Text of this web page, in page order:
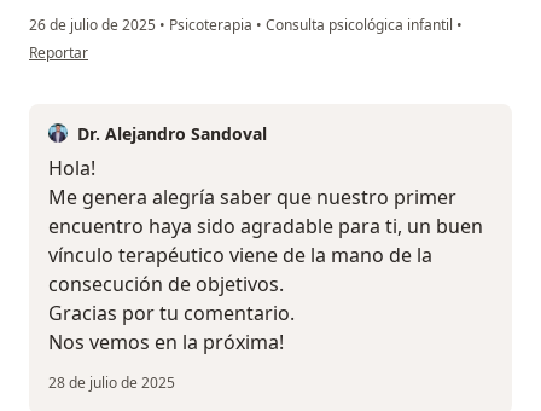
26 de julio de 2025 • Psicoterapia • Consulta psicológica infantil •
en opinión del usuario Carolina
Reportar
Dr. Alejandro Sandoval
Hola!
Me genera alegría saber que nuestro primer
encuentro haya sido agradable para ti, un buen
vínculo terapéutico viene de la mano de la
consecución de objetivos.
Gracias por tu comentario.
Nos vemos en la próxima!
28 de julio de 2025